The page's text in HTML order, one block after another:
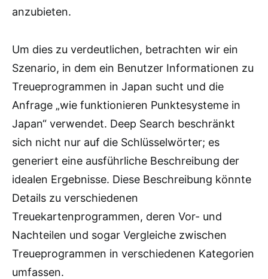
anzubieten.
Um dies zu verdeutlichen, betrachten wir ein
Szenario, in dem ein Benutzer Informationen zu
Treueprogrammen in Japan sucht und die
Anfrage „wie funktionieren Punktesysteme in
Japan“ verwendet. Deep Search beschränkt
sich nicht nur auf die Schlüsselwörter; es
generiert eine ausführliche Beschreibung der
idealen Ergebnisse. Diese Beschreibung könnte
Details zu verschiedenen
Treuekartenprogrammen, deren Vor- und
Nachteilen und sogar Vergleiche zwischen
Treueprogrammen in verschiedenen Kategorien
umfassen.